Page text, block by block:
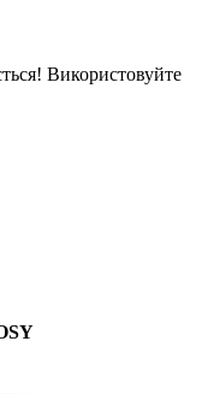
Використовуйте